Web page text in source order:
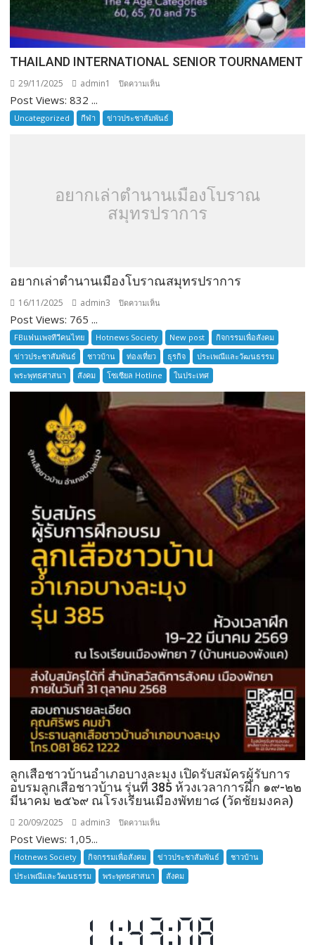
THAILAND INTERNATIONAL SENIOR TOURNAMENT
29/11/2025 admin1 ปิดความเห็น
INTERNATIONAL
SENIOR
Post Views: 832 ...
Uncategorized กีฬา ข่าวประชาสัมพันธ์
อยากเล่าตำนานเมืองโบราณ
สมุทรปราการ
อยากเล่าตำนานเมืองโบราณสมุทรปราการ
16/11/2025 admin3 ปิดความเห็น
เล่า
ตำนาน
เมือง
โบราณ
สมุทรปราการ
Post Views: 765 ...
FBแฟนเพจทีวีคนไทย Hotnews Society New post
กิจกรรมเพื่อสังคม
ข่าวประชาสัมพันธ์
ชาวบ้าน ท่องเที่ยว ธุรกิจ
ประเพณีและวัฒนธรรม
พระพุทธศาสนา
สังคม โซเซียล Hotline ในประเทศ
ลูกเสือชาวบ้านอำเภอบางละมุง เปิดรับสมัครผู้รับการ
อบรมลูกเสือชาวบ้าน รุ่นที่ 385 ห้วงเวลาการฝึก ๑๙-๒๒
มีนาคม ๒๕๖๙ ณโรงเรียนเมืองพัทยา๘ (วัดชัยมงคล)
20/09/2025 admin3 ปิดความเห็น
เสือ
ชาว
บ้าน
เปิด
Post Views: 1,05...
Hotnews Society กิจกรรมเพื่อสังคม ข่าวประชาสัมพันธ์
ชาวบ้าน
ประเพณีและวัฒนธรรม
พระพุทธศาสนา สังคม